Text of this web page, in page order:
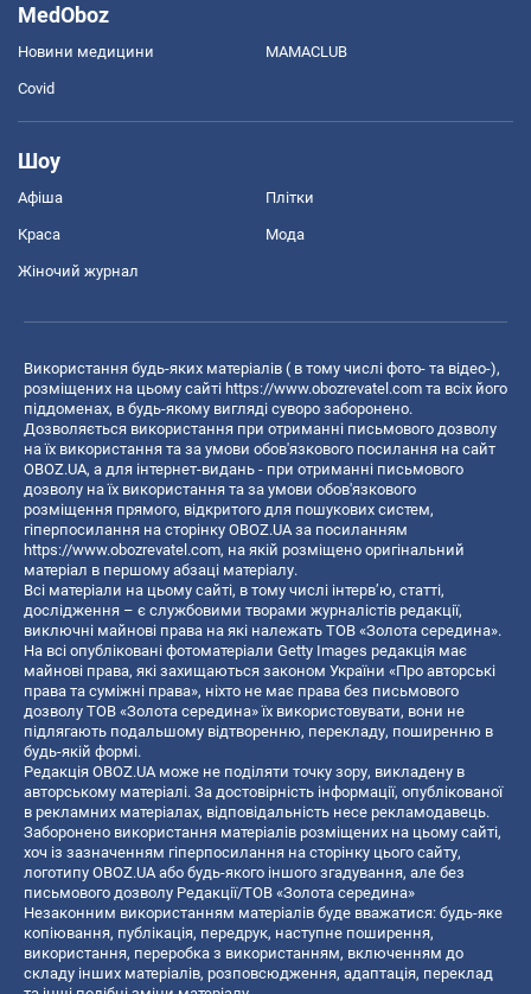
MedOboz
Новини медицини MAMACLUB
Covid
Шоу
Афіша Плітки
Краса Мода
Жіночий журнал
Використання будь-яких матеріалів ( в тому числі фото- та відео-),
розміщених на цьому сайті https://www.obozrevatel.com та всіх його
піддоменах, в будь-якому вигляді суворо заборонено.
Дозволяється використання при отриманні письмового дозволу
на їх використання та за умови обов'язкового посилання на сайт
OBOZ.UA, а для інтернет-видань - при отриманні письмового
дозволу на їх використання та за умови обов'язкового
розміщення прямого, відкритого для пошукових систем,
гіперпосилання на сторінку OBOZ.UA за посиланням
https://www.obozrevatel.com, на якій розміщено оригінальний
матеріал в першому абзаці матеріалу.
Всі матеріали на цьому сайті, в тому числі інтерв’ю, статті,
дослідження – є службовими творами журналістів редакції,
виключні майнові права на які належать ТОВ «Золота середина».
На всі опубліковані фотоматеріали Getty Images редакція має
майнові права, які захищаються законом України «Про авторські
права та суміжні права», ніхто не має права без письмового
дозволу ТОВ «Золота середина» їх використовувати, вони не
підлягають подальшому відтворенню, перекладу, поширенню в
будь-якій формі.
Редакція OBOZ.UA може не поділяти точку зору, викладену в
авторському матеріалі. За достовірність інформації, опублікованої
в рекламних матеріалах, відповідальність несе рекламодавець.
Заборонено використання матеріалів розміщених на цьому сайті,
хоч із зазначенням гіперпосилання на сторінку цього сайту,
логотипу OBOZ.UA або будь-якого іншого згадування, але без
письмового дозволу Редакції/ТОВ «Золота середина»
Незаконним використанням матеріалів буде вважатися: будь-яке
копiювання, публiкацiя, передрук, наступне поширення,
використання, переробка з використанням, включенням до
складу інших матеріалів, розповсюдження, адаптація, переклад